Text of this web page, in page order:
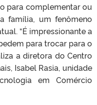
para complementar ou
família, um fenômeno
“É impressionante a
para trocar para o
a diretora do Centro
Isabel Rasia, unidade
em Comércio